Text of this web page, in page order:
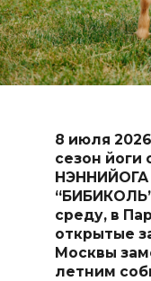
8 июля
сезон йоги
НЭННИЙОГА
среду, в
открытые
Москвы
летним